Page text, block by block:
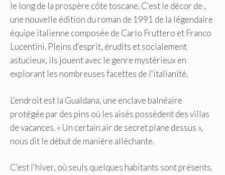
le long de la prospère côte toscane. C'est le décor de ,
une nouvelle édition du roman de 1991 de la légendaire
équipe italienne composée de Carlo Fruttero et Franco
Lucentini. Pleins d'esprit, érudits et socialement
astucieux, ils jouent avec le genre mystérieux en
explorant les nombreuses facettes de l'italianité.
L'endroit est la Gualdana, une enclave balnéaire
protégée par des pins où les aisés possèdent des villas
de vacances. « Un certain air de secret plane dessus »,
nous dit le début de manière alléchante.
C'est l'hiver, où seuls quelques habitants sont présents.